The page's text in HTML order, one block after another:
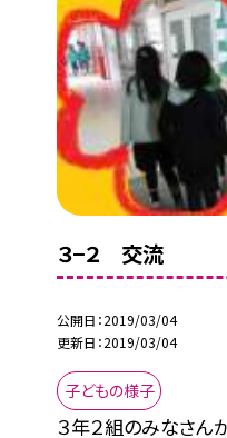
３−２ 交流
公開日 2019/03/04
更新日 2019/03/04
子どもの様子
３年２組のみなさん